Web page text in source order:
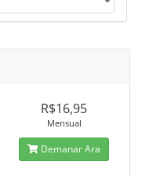
R$16,95
Mensual
Demanar Ara